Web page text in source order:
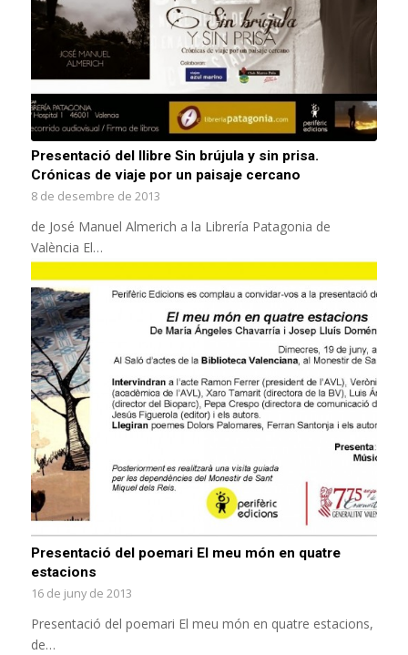
Presentació del llibre Sin brújula y sin prisa.
Crónicas de viaje por un paisaje cercano
8 de desembre de 2013
de José Manuel Almerich a la Librería Patagonia de
València El…
Presentació del poemari El meu món en quatre
estacions
16 de juny de 2013
Presentació del poemari El meu món en quatre estacions,
de…